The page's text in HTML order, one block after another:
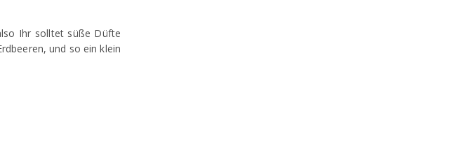
Ihr solltet süße Düfte
und so ein klein